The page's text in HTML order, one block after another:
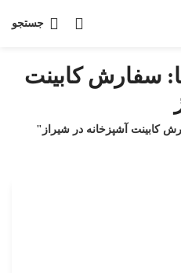
جستجو
سفارش کابینت
کابینت آشپزخانه در شیراز"